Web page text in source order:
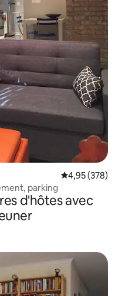
Évaluation
4,95 (378)
parking
d'hôtes avec
appréciés